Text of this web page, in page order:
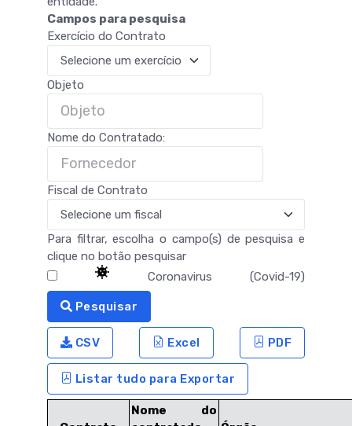
Campos para pesquisa
Exercício do Contrato
Objeto
Nome do Contratado:
Fiscal de Contrato
Para filtrar, escolha o campo(s) de pesquisa e
clique no botão pesquisar
Coronavirus (Covid-19)
Pesquisar
CSV Excel PDF
Listar tudo para Exportar
Nome do